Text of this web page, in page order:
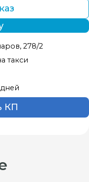
278/2
такси
КП